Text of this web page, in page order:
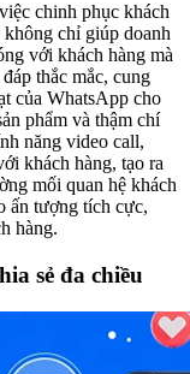
chinh phục khách
chỉ giúp doanh
với khách hàng mà
thắc mắc, cung
của WhatsApp cho
phẩm và thậm chí
năng video call,
khách hàng, tạo ra
mối quan hệ khách
ấn tượng tích cực,
hàng.
sẻ đa chiều